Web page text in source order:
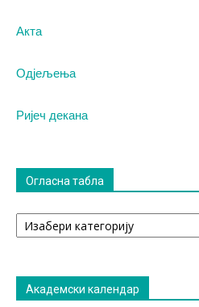
Акта
Одјељења
Ријеч декана
Огласна табла
Огласна
табла
Академски календар